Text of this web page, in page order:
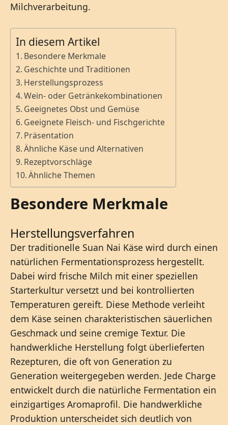
Milchverarbeitung.
In diesem Artikel
Besondere Merkmale
Geschichte und Traditionen
Herstellungsprozess
Wein- oder Getränkekombinationen
Geeignetes Obst und Gemüse
Geeignete Fleisch- und Fischgerichte
Präsentation
Ähnliche Käse und Alternativen
Rezeptvorschläge
Ähnliche Themen
Besondere Merkmale
Herstellungsverfahren
Der traditionelle Suan Nai Käse wird durch einen
natürlichen Fermentationsprozess hergestellt.
Dabei wird frische Milch mit einer speziellen
Starterkultur versetzt und bei kontrollierten
Temperaturen gereift. Diese Methode verleiht
dem Käse seinen charakteristischen säuerlichen
Geschmack und seine cremige Textur. Die
handwerkliche Herstellung folgt überlieferten
Rezepturen, die oft von Generation zu
Generation weitergegeben werden. Jede Charge
entwickelt durch die natürliche Fermentation ein
einzigartiges Aromaprofil. Die handwerkliche
Produktion unterscheidet sich deutlich von